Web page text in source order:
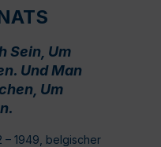
Sein, Um
Und Man
Um
– 1949, belgischer